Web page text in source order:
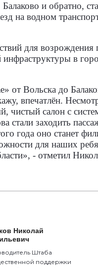
и обратно,
на водном
для
в
от Вольска до
впечатлён.
чистый салон с
заходить
года оно станет
для наших
- отметил
Николай
Штаба
поддержки